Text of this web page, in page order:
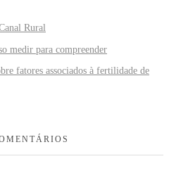
Rural
medir para compreender
fatores associados à fertilidade de